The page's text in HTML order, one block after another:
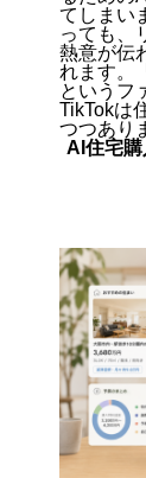
てしまい
っても、
熱意が伝
れます。
というフ
TikTokは
つつあり
AI住宅購